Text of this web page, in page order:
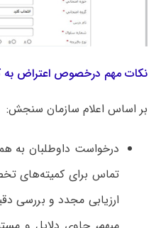
نکات مهم درخصوص اعتراض به
بر اساس اعلام سازمان سنجش:
درخواست داوطلبان به
تماس برای کمیته‌های
ارزیابی مجدد و بررسی